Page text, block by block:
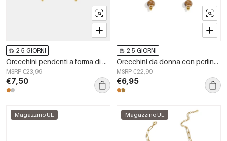
2-5 GIORNI
Orecchini pendenti a forma di cuore, casual, quotidiani, semplici, gioielli da donna
MSRP €23,99
€7,50
2-5 GIORNI
Orecchini da donna con perline in acciaio inossidabile, modello floreale, casual, quotidiano e romantico.
MSRP €22,99
€6,95
Magazzino UE Magazzino UE